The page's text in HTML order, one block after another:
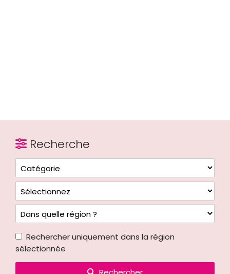
Recherche
Rechercher uniquement dans la région
sélectionnée